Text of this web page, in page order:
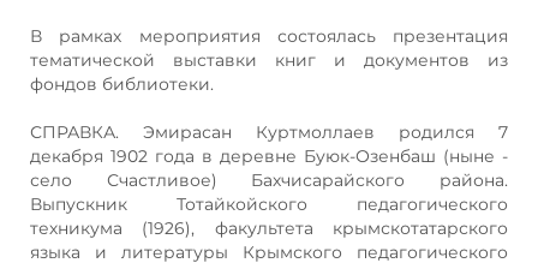
В рамках мероприятия состоялась презентация
тематической выставки книг и документов из
фондов библиотеки.
СПРАВКА. Эмирасан Куртмоллаев родился 7
декабря 1902 года в деревне Буюк-Озенбаш (ныне -
село Счастливое) Бахчисарайского района.
Выпускник Тотайкойского педагогического
техникума (1926), факультета крымскотатарского
языка и литературы Крымского педагогического